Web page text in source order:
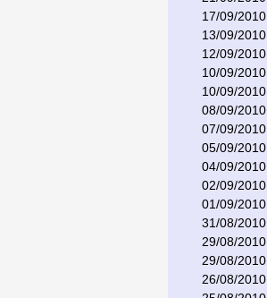
17/09/2010
13/09/2010
12/09/2010
10/09/2010
10/09/2010
08/09/2010
07/09/2010
05/09/2010
04/09/2010
02/09/2010
01/09/2010
31/08/2010
29/08/2010
29/08/2010
26/08/2010